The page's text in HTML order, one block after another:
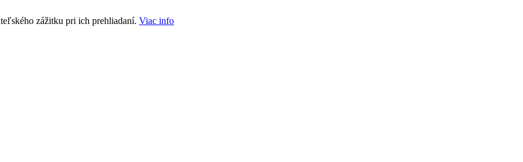
zážitku pri ich prehliadaní. Viac info